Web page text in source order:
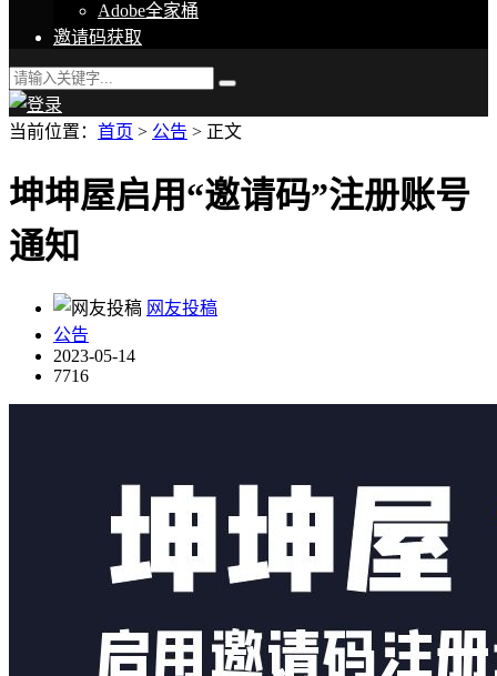
Adobe全家桶
邀请码获取
当前位置： 首页 > 公告 > 正文
坤坤屋启用“邀请码”注册账号
通知
网友投稿
公告
2023-05-14
7716